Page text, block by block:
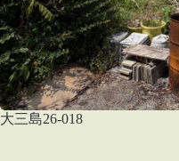
大三島26-018